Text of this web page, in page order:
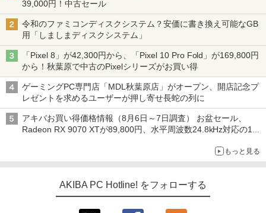
39,000円！中古セール
令和のファミコンディスクシステム？安価に書き換え可能なGB
用「しましまディスクシステム」
「Pixel 8」が42,300円から、「Pixel 10 Pro Fold」が169,800円
から！秋葉原で中古のPixelシリーズがお買い得
ゲーミングPC専門店「MDL秋葉原店」がオープン、開店記念プ
レゼントを求めるユーザーが押し寄せ長蛇の列に
アキバお買い得価格情報（8月6日～7日調査） お盆セール、
Radeon RX 9070 XTが89,800円、水平周波数24.8kHz対応の17
もっと見る
AKIBA PC Hotline! をフォローする